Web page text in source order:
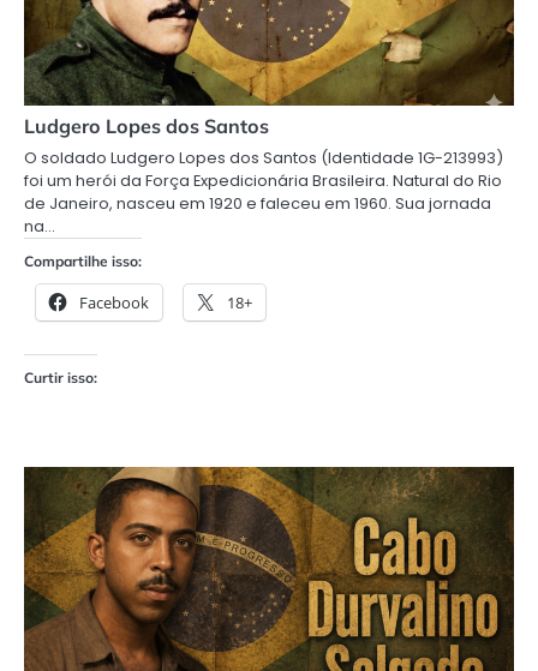
Ludgero Lopes dos Santos
O soldado Ludgero Lopes dos Santos (Identidade 1G-213993)
foi um herói da Força Expedicionária Brasileira. Natural do Rio
de Janeiro, nasceu em 1920 e faleceu em 1960. Sua jornada
na…
Compartilhe isso:
Facebook 18+
Curtir isso: